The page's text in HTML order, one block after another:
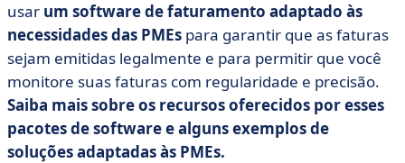
usar um software de faturamento adaptado às
necessidades das PMEs para garantir que as faturas
sejam emitidas legalmente e para permitir que você
monitore suas faturas com regularidade e precisão.
Saiba mais sobre os recursos oferecidos por esses
pacotes de software e alguns exemplos de
soluções adaptadas às PMEs.